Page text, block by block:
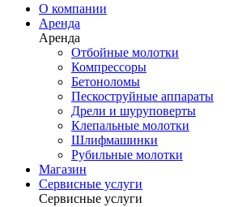
О компании
Аренда
Аренда
Отбойные молотки
Компрессоры
Бетоноломы
Пескоструйные аппараты
Дрели и шуруповерты
Клепальные молотки
Шлифмашинки
Рубильные молотки
Магазин
Сервисные услуги
Сервисные услуги